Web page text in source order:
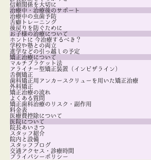
信頼関係を大切に
治療中・治療後のサポート
治療中の虫歯予防
舌癖トレーニング
後戻りを防ぐために
お子様の治療について
ホントに 今治療するべき？
学校や塾との両立
進学などの引っ越しの予定
矯正治療について
マルチブラケット法
アライナー型矯正装置（インビザライン）
舌側矯正
歯科矯正用アンカースクリューを用いた矯正治療
外科矯正
矯正治療の流れ
よくある質問
矯正歯科治療のリスク・副作用
料金表
医療費控除について
医院について
院長あいさつ
スタッフ紹介
院内と設備
スタッフブログ
交通アクセス・診療時間
プライバシーポリシー